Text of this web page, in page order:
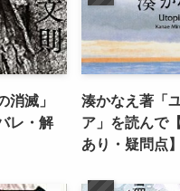
消滅」
レ・解
湊かなえ著「
ア」を読んで
あり・疑問点】